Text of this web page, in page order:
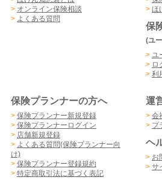
> オンライン保険相談
> よくある質問
> ほ
保
(ユ
> ユ
> ロ
> 利
保険プランナーの方へ
> 保険プランナー新規登録
> 保険プランナーログイン
> 店舗新規登録
> よくある質問(保険プランナー向
け)
> 保険プランナー登録規約
> 特定商取引法に基づく表記
運
> 会
> プ
ヘ
> お
> サ